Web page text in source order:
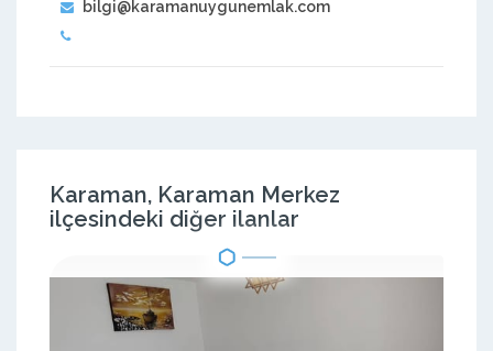
bilgi@karamanuygunemlak.com
Karaman, Karaman Merkez
ilçesindeki diğer ilanlar